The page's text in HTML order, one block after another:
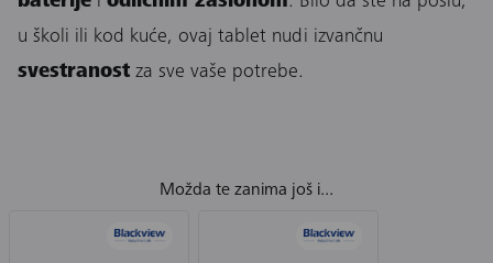
u školi ili kod kuće, ovaj tablet nudi izvančnu
svestranost za sve vaše potrebe.
Možda te zanima još i...